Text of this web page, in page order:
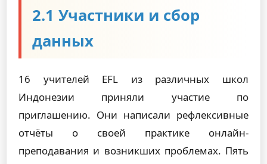
2.1 Участники и сбор
данных
16 учителей EFL из различных школ
Индонезии приняли участие по
приглашению. Они написали рефлексивные
отчёты о своей практике онлайн-
преподавания и возникших проблемах. Пять